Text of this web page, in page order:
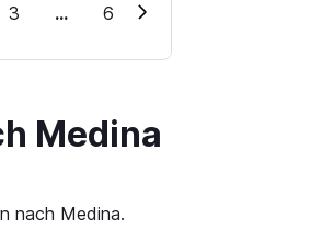
3 ... 6
Medina
nach Medina.